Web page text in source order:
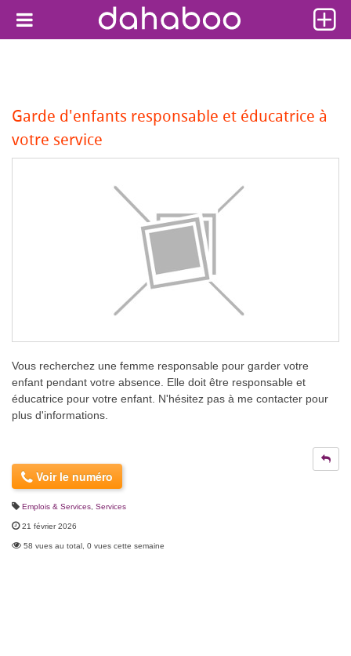
Garde d'enfants responsable et éducatrice à
votre service
Vous recherchez une femme responsable pour garder votre
enfant pendant votre absence. Elle doit être responsable et
éducatrice pour votre enfant. N'hésitez pas à me contacter pour
plus d'informations.
Voir le numéro
Emplois & Services Services
21 février 2026
58 vues au total, 0 vues cette semaine